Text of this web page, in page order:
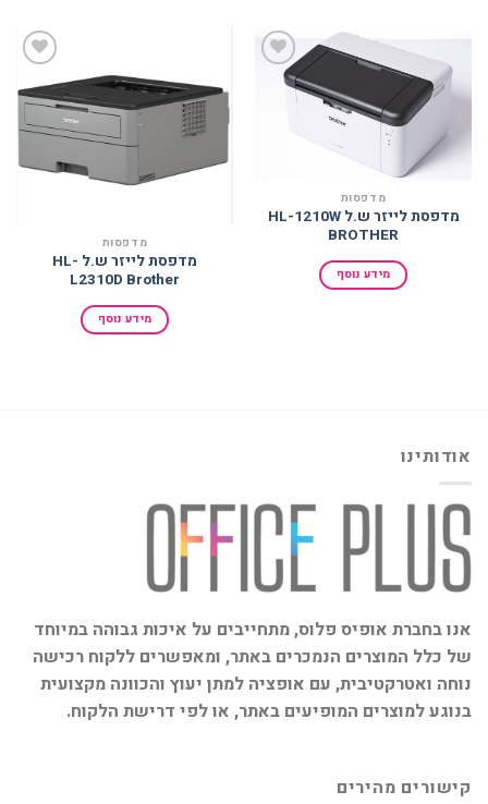
מדפסות
מדפסת לייזר ש.ל HL-1210W
BROTHER
מידע נוסף
מדפסות
מדפסת לייזר ש.ל HL-
L2310D Brother
מידע נוסף
אודותינו
אנו בחברת אופיס פלוס, מתחייבים על איכות גבוהה במיוחד
של כלל המוצרים הנמכרים באתר, ומאפשרים ללקוח רכישה
נוחה ואטרקטיבית, עם אופציה למתן יעוץ והכוונה מקצועית
בנוגע למוצרים המופיעים באתר, או לפי דרישת הלקוח.
קישורים מהירים